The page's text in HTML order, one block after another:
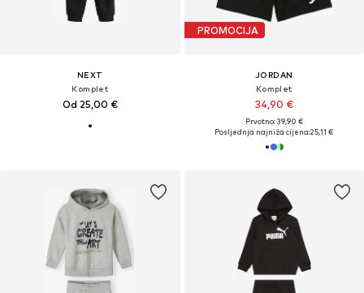
NEXT
Komplet
Od 25,00 €
PROMOCIJA
JORDAN
Komplet
34,90 €
Prvotno: 39,90 €
Posljednja najniža cijena:25,11 €